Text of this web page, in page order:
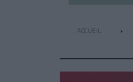
ACCUEIL